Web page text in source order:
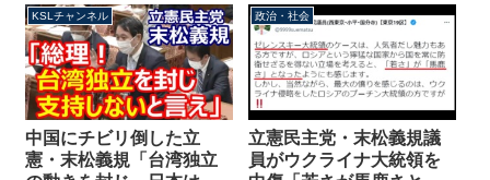
支持しないよう総理に求
める発言
KSLチャンネル
中国にチビリ倒した立
憲・末松義規「台湾独立
政治・社会
立憲民主党・末松義規議
員がウクライナ大統領を